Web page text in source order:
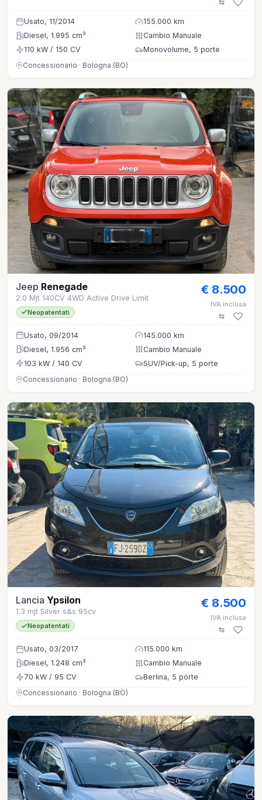
Usato, 11/2014
155.000 km
Diesel, 1.995 cm³
Cambio Manuale
110 kW / 150 CV
Monovolume, 5 porte
Concessionario · Bologna (BO)
Jeep Renegade
2.0 Mjt 140CV 4WD Active Drive Limit
Neopatentati
€ 8.500
IVA inclusa
Usato, 09/2014
145.000 km
Diesel, 1.956 cm³
Cambio Manuale
103 kW / 140 CV
SUV/Pick-up, 5 porte
Concessionario · Bologna (BO)
Lancia Ypsilon
1.3 mjt Silver s&s 95cv
Neopatentati
€ 8.500
IVA inclusa
Usato, 03/2017
115.000 km
Diesel, 1.248 cm³
Cambio Manuale
70 kW / 95 CV
Berlina, 5 porte
Concessionario · Bologna (BO)